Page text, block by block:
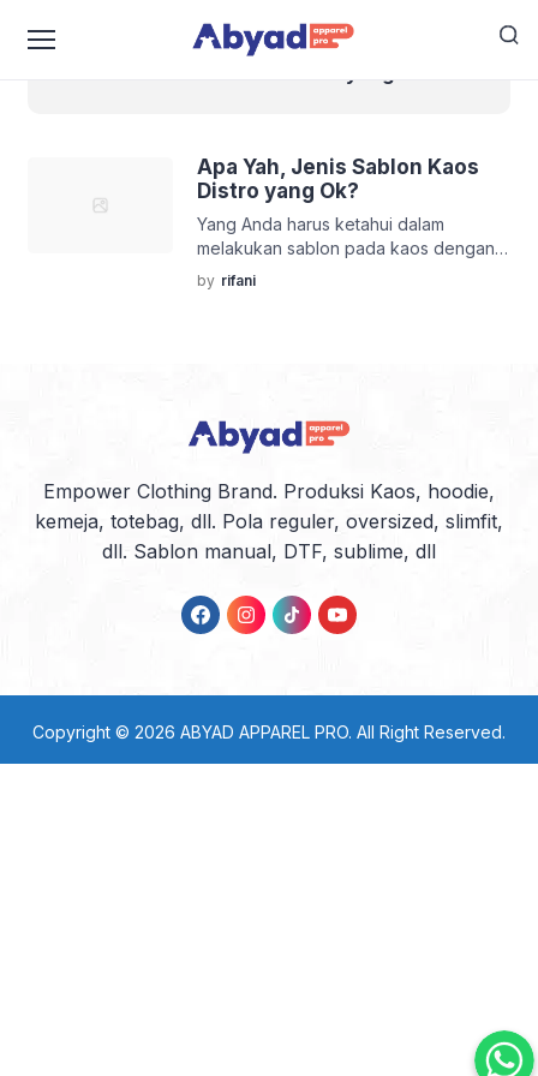
Apa Yah, Jenis Sablon Kaos
Distro yang Ok?
Yang Anda harus ketahui dalam
melakukan sablon pada kaos dengan
jenis distro itu, pertama bahan kaos,
yang kedua jenis sablon yang Anda
sablon kaos manual, kenapa mesti
manual? Karena teknik ini sering
by rifani
Empower Clothing Brand. Produksi Kaos, hoodie,
kemeja, totebag, dll. Pola reguler, oversized, slimfit,
dll. Sablon manual, DTF, sublime, dll
Copyright © 2026 ABYAD APPAREL PRO. All Right Reserved.